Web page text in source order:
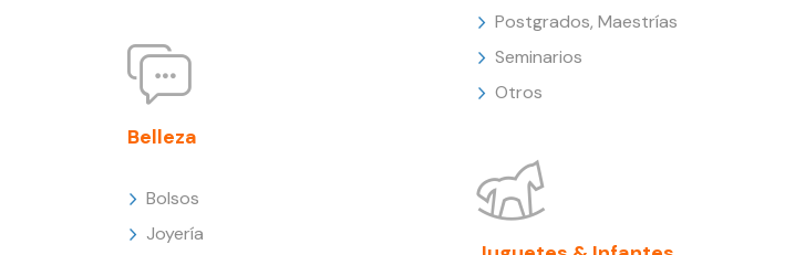
Belleza
Bolsos
Joyería
Postgrados, Maestrías
Seminarios
Otros